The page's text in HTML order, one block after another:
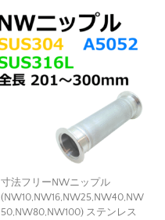
寸法フリーNWニップル
(NW10,NW16,NW25,NW40,NW
50,NW80,NW100) ステンレス